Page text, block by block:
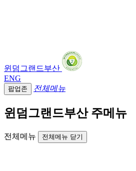
윈덤그랜드부산
ENG
팝업존 전체메뉴
윈덤그랜드부산 주메뉴
전체메뉴 전체메뉴 닫기